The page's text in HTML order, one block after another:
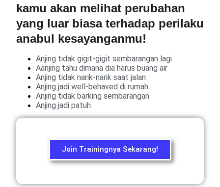
kamu akan melihat perubahan
yang luar biasa terhadap perilaku
anabul kesayanganmu!
Anjing tidak gigit-gigit sembarangan lagi
Aanjing tahu dimana dia harus buang air
Anjing tidak narik-narik saat jalan
Anjing jadi well-behaved di rumah
Anjing tidak barking sembarangan
Anjing jadi patuh
Join Trainingnya Sekarang!